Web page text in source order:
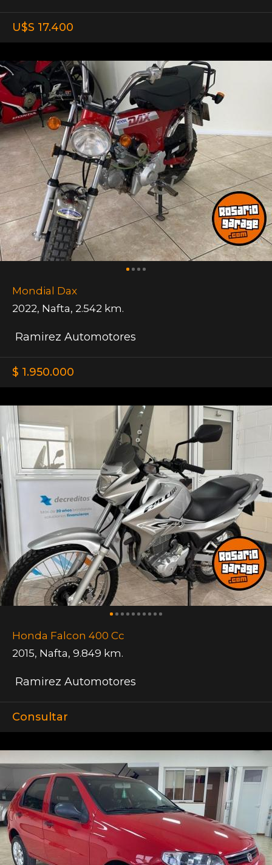
U$S 17.400
Mondial Dax
2022, Nafta, 2.542 km.
Ramirez Automotores
$ 1.950.000
Honda Falcon 400 Cc
2015, Nafta, 9.849 km.
Ramirez Automotores
Consultar